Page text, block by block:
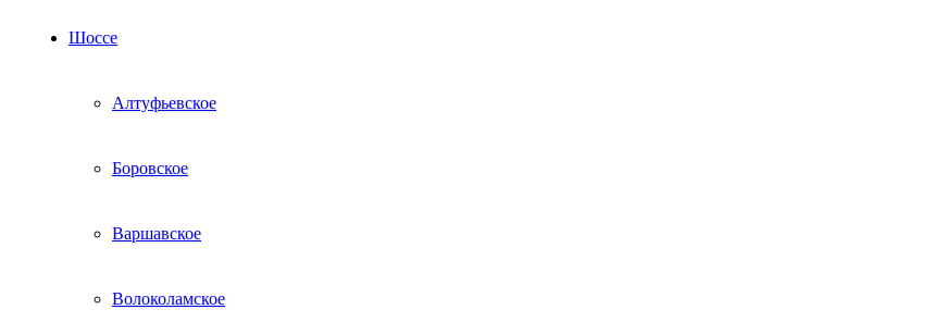
Шоссе
Алтуфьевское
Боровское
Варшавское
Волоколамское